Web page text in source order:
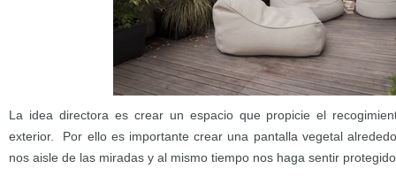
La idea directora es crear un espacio que propicie el
exterior. Por ello es importante crear una pantalla vegetal
nos aisle de las miradas y al mismo tiempo nos haga sentir